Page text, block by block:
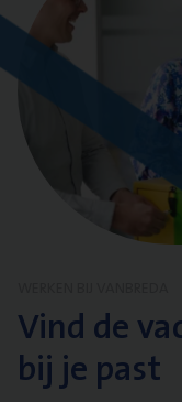
Vind de
bij je past